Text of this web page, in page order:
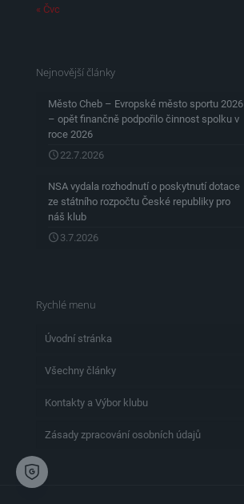
« Čvc
Nejnovější články
Město Cheb – Evropské město sportu 2026
– opět finančně podpořilo činnost spolku v
roce 2026
22.7.2026
NSA vydala rozhodnutí o poskytnutí dotace
ze státního rozpočtu České republiky pro
náš klub
3.7.2026
Rychlé menu
Úvodní stránka
Všechny články
Kontakty a Výbor klubu
Zásady zpracování osobních údajů